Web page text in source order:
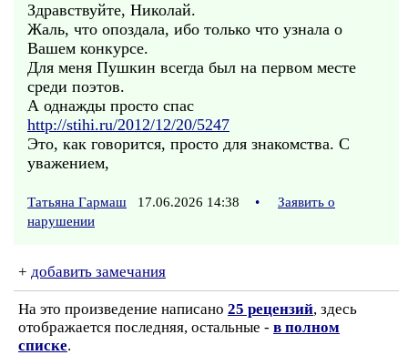
Здравствуйте, Николай.
Жаль, что опоздала, ибо только что узнала о
Вашем конкурсе.
Для меня Пушкин всегда был на первом месте
среди поэтов.
А однажды просто спас
http://stihi.ru/2012/12/20/5247
Это, как говорится, просто для знакомства. С
уважением,
Татьяна Гармаш 17.06.2026 14:38 •
Заявить о
нарушении
+ добавить замечания
На это произведение написано 25 рецензий, здесь
отображается последняя, остальные - в полном
списке.